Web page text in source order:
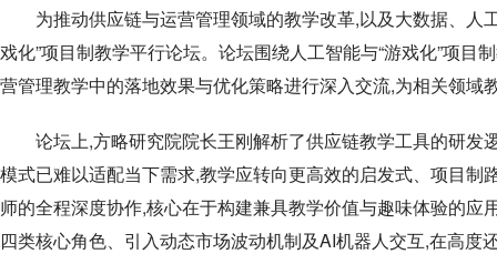
为推动供应链与运营管理领域的教学改革,以及大数据、人
戏化”项目制教学平行论坛。论坛围绕人工智能与“游戏化”项
营管理教学中的落地效果与优化策略进行深入交流,为相关领域
论坛上,方略研究院院长王刚解析了供应链教学工具的研发
模式已难以适配当下需求,教学应转向更高效的启发式、项目
师的全程深度协作,核心在于构建兼具教学价值与趣味体验的应
四类核心角色、引入动态市场波动机制及AI机器人交互,在高